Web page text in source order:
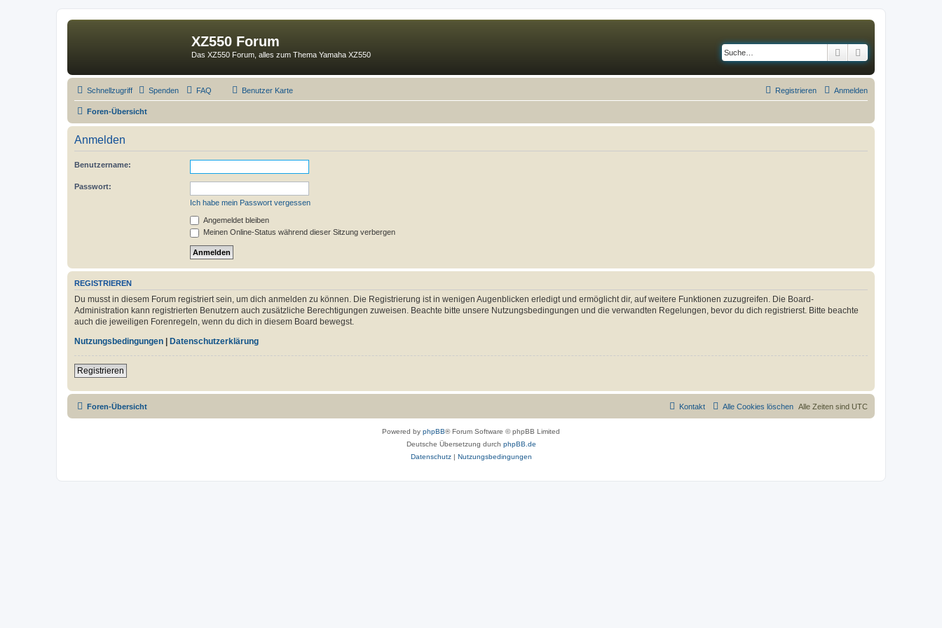
XZ550 Forum
Das XZ550 Forum, alles zum Thema Yamaha XZ550 Suche
Schnellzugriff Spenden FAQ Benutzer Karte Anmelden
Registrieren
Foren-Übersicht
Anmelden
Benutzername:
Passwort:
Ich habe mein Passwort vergessen
Angemeldet bleiben
Meinen Online-Status während dieser Sitzung verbergen
REGISTRIEREN
Du musst in diesem Forum registriert sein, um dich anmelden zu können. Die Registrierung ist in wenigen Augenblicken erledigt und ermöglicht dir, auf weitere Funktionen zuzugreifen. Die Board-
Administration kann registrierten Benutzern auch zusätzliche Berechtigungen zuweisen. Beachte bitte unsere Nutzungsbedingungen und die verwandten Regelungen, bevor du dich registrierst. Bitte beachte
auch die jeweiligen Forenregeln, wenn du dich in diesem Board bewegst.
Nutzungsbedingungen
Datenschutzerklärung
Registrieren
Foren-Übersicht Alle Zeiten sind UTC
Alle Cookies löschen
Kontakt
Powered by phpBB® Forum Software © phpBB Limited
Deutsche Übersetzung durch phpBB.de
Datenschutz| Nutzungsbedingungen